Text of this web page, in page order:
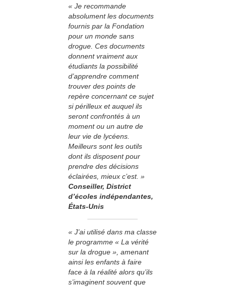
« Je recommande
absolument les documents
fournis par la Fondation
pour un monde sans
drogue. Ces documents
donnent vraiment aux
étudiants la possibilité
d’apprendre comment
trouver des points de
repère concernant ce sujet
si périlleux et auquel ils
seront confrontés à un
moment ou un autre de
leur vie de lycéens.
Meilleurs sont les outils
dont ils disposent pour
prendre des décisions
éclairées, mieux c’est. »
Conseiller, District
d’écoles indépendantes,
États-Unis
« J’ai utilisé dans ma classe
le programme « La vérité
sur la drogue », amenant
ainsi les enfants à faire
face à la réalité alors qu’ils
s’imaginent souvent que